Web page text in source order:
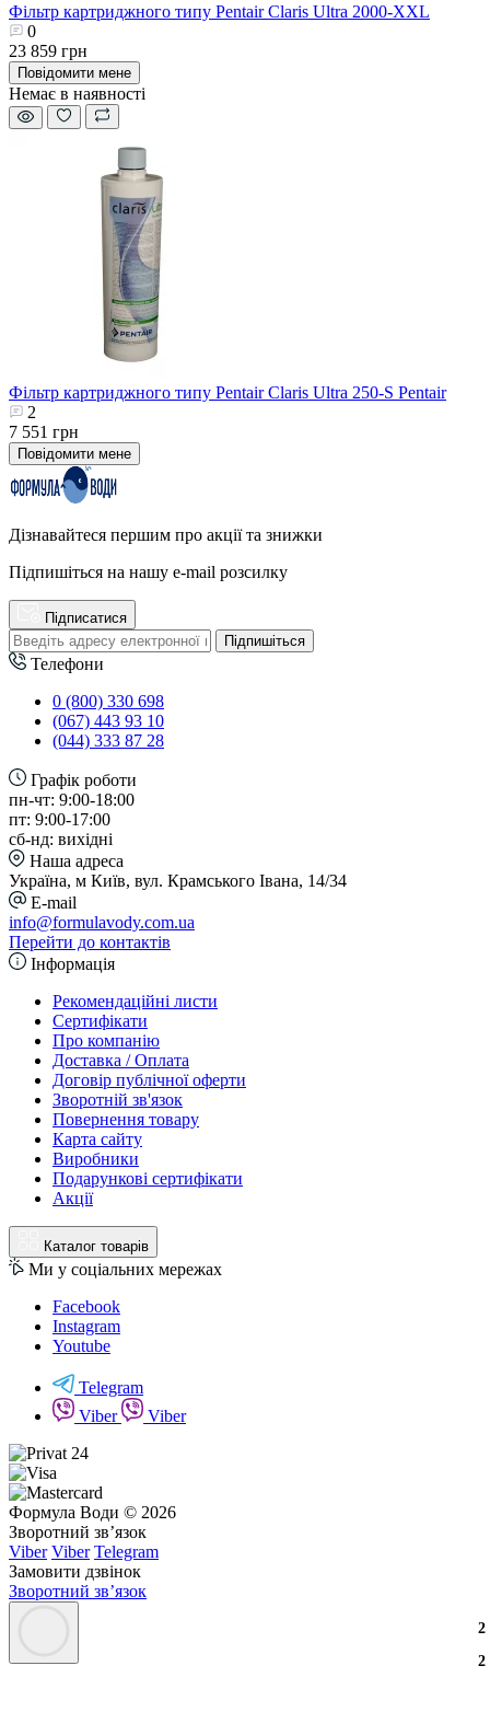
3
3
2
2
3
3
5
5
2
2
2
2
2
2
2
2
2
2
Фільтр картриджного типу Pentair Claris Ultra 2000-XXL
0
23 859 грн
Повідомити мене
Немає в наявності
Фільтр картриджного типу Pentair Claris Ultra 250-S Pentair
2
7 551 грн
Повідомити мене
Дізнавайтеся першим про акції та знижки
Підпишіться на нашу e-mail розсилку
Підписатися
Підпишіться
Телефони
0 (800) 330 698
(067) 443 93 10
(044) 333 87 28
Графік роботи
пн-чт: 9:00-18:00
пт: 9:00-17:00
сб-нд: вихідні
Наша адреса
Україна, м Київ, вул. Крамського Івана, 14/34
E-mail
info@formulavody.com.ua
Перейти до контактів
Інформація
Рекомендаційні листи
Сертифікати
Про компанію
Доставка / Оплата
Договір публічної оферти
Зворотній зв'язок
Повернення товару
Карта сайту
Виробники
Подарункові сертифікати
Акції
Каталог товарів
Ми у соціальних мережах
Facebook
Instagram
Youtube
Telegram
Viber
Viber
Формула Води © 2026
Зворотний зв’язок
Viber Viber Telegram
Замовити дзвінок
Зворотний зв’язок